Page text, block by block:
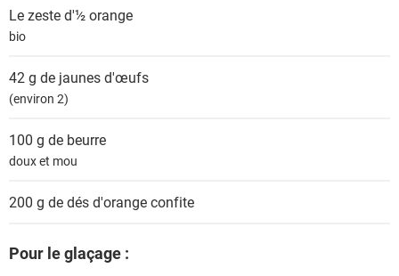
Le zeste d'½orange
bio
42 g de jaunes d'œufs
(environ 2)
100 g de beurre
doux et mou
200 g de désd'orange confite
Pour le glaçage :